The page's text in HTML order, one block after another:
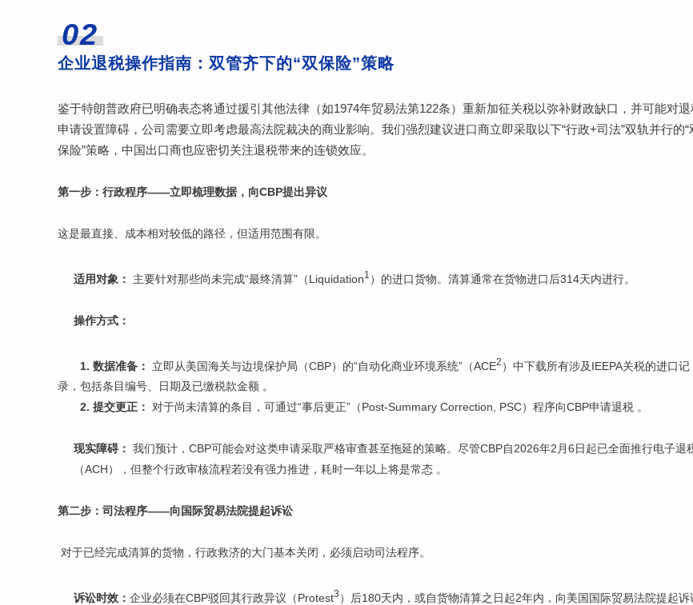
02
企业退税操作指南：双管齐下的“双保险”策略
鉴于特朗普政府已明确表态将通过援引其他法律（如1974年贸易法第122条）重新加征关税以弥补财政缺口，并可能对退
申请设置障碍，公司需要立即考虑最高法院裁决的商业影响。我们强烈建议进口商立即采取以下“行政+司法”双轨并行的“
保险”策略， 中国出口商也应密切关注退税带来的连锁效应。
第一步：行政程序——立即梳理数据，向CBP提出异议
这是最直接、成本相对较低的路径，但适用范围有限。
适用对象： 主要针对那些尚未完成“最终清算”（Liquidation1 ）的进口货物。清算通常在货物进口后314天内进行。
操作方式：
1. 数据准备： 立即从美国海关与边境保护局（CBP）的“自动化商业环境系统”（ACE2 ）中下载所有涉及IEEPA关税的进口记
录，包括条目编号、日期及已缴税款金额 。
2. 提交更正： 对于尚未清算的条目，可通过“事后更正”（Post-Summary Correction, PSC）程序向CBP申请退税 。
现实障碍： 我们预计，CBP可能会对这类申请采取严格审查甚至拖延的策略。尽管CBP自2026年2月6日起已全面推行电子退
（ACH），但整个行政审核流程若没有强力推进，耗时一年以上将是常态 。
第二步：司法程序——向国际贸易法院提起诉讼
对于已经完成清算的货物，行政救济的大门基本关闭，必须启动司法程序。
诉讼时效： 企业必须在CBP驳回其行政异议（Protest3 ）后180天内，或自货物清算之日起2年内，向美国国际贸易法院提起诉